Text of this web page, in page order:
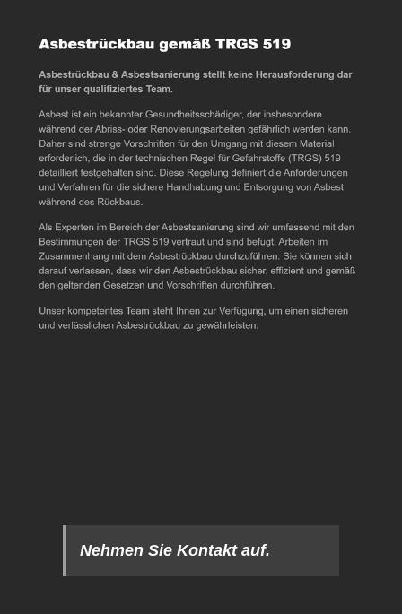
Nehmen Sie Kontakt auf.